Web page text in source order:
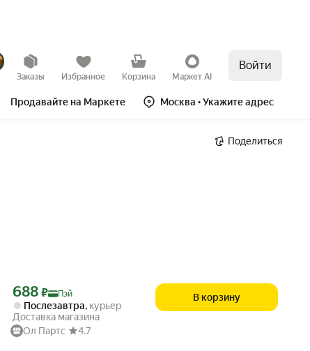
Заказы Избранное Корзина Маркет AI
Войти
Продавайте на Маркете Москва • Укажите адрес
Поделиться
Цена с картой Яндекс Пэй 688 ₽ вместо
688 ₽ Пэй
Послезавтра, курьер
Доставка магазина
Ол Партс
4.7
В корзину